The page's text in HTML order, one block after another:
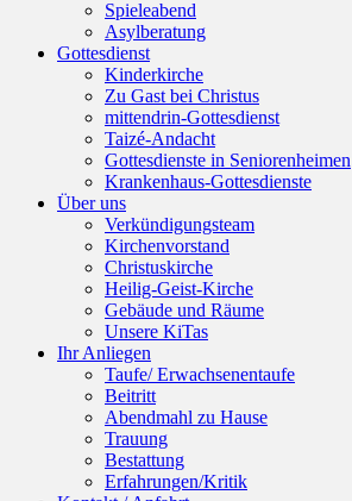
Spieleabend
Asylberatung
Gottesdienst
Kinderkirche
Zu Gast bei Christus
mittendrin-Gottesdienst
Taizé-Andacht
Gottesdienste in Seniorenheimen
Krankenhaus-Gottesdienste
Über uns
Verkündigungsteam
Kirchenvorstand
Christuskirche
Heilig-Geist-Kirche
Gebäude und Räume
Unsere KiTas
Ihr Anliegen
Taufe/ Erwachsenentaufe
Beitritt
Abendmahl zu Hause
Trauung
Bestattung
Erfahrungen/Kritik